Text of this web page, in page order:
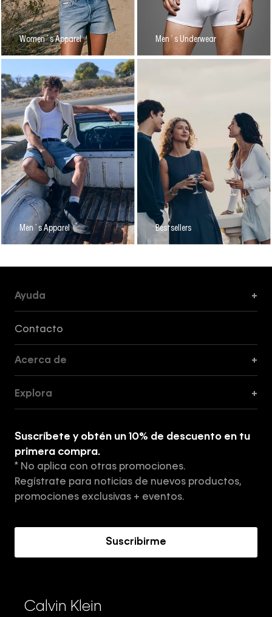
Women´s Apparel Men´s Underwear
Men´s Apparel Bestsellers
Ayuda +
Contacto
Acerca de +
Tiendas
Aviso de privacidad
Términos y Condiciones
Explora +
Suscríbete y obtén un 10% de descuento en tu
primera compra.
* No aplica con otras promociones.
Regístrate para noticias de nuevos productos,
promociones exclusivas + eventos.
Suscribirme
Calvin Klein